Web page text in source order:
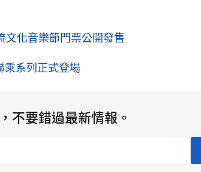
文化音樂節門票公開發售
乘系列正式登場
不要錯過最新情報。